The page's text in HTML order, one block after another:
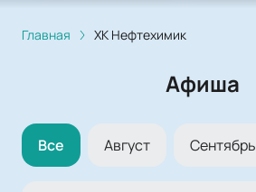
Главная ХК Нефтехимик
Афиша
Все Август Сентябрь